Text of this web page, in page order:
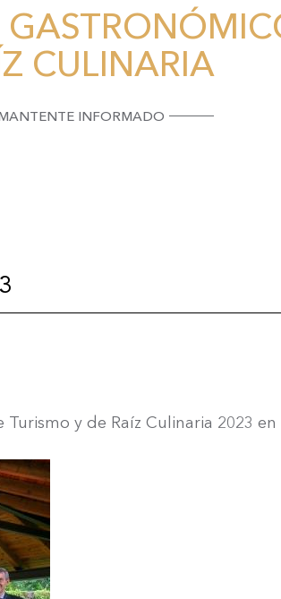
CULINARIA
INFORMADO
y de Raíz Culinaria 2023